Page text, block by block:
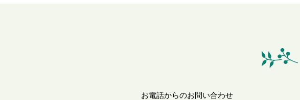
お電話からのお問い合わせ